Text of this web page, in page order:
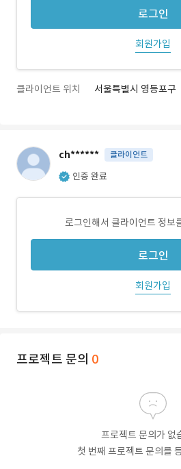
로그인
회원가입
클라이언트 위치 서울특별시 영등포구
ch****** 클라이언트
인증 완료
로그인해서 클라이언트 정보
로그인
회원가입
프로젝트 문의 0
프로젝트 문의가 없
첫 번째 프로젝트 문의를